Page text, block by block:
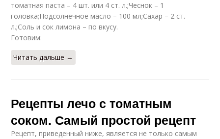
Икра из лука Помидор на зиму
Лука с рисом Севок под зиму
томатная паста – 4 шт. или 4 ст. л.;Чеснок – 1
головка;Подсолнечное масло – 100 мл;Сахар – 2 ст.
л.;Соль и сок лимона – по вкусу.
Готовим:
Читать дальше →
Рецепты лечо с томатным
соком. Самый простой рецепт
Рецепт, приведенный ниже, является не только самым